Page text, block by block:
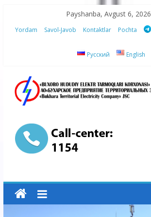
content
Payshanba, Avgust 6, 2026
Yordam Savol-Javob Kontaktlar Pochta
Русский English
“Buxoro
hududiy
elektr
tarmoqlari